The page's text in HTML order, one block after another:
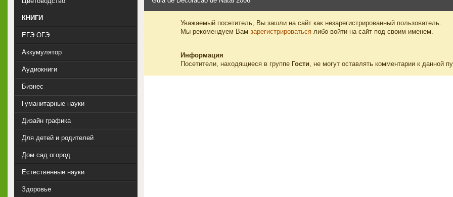
Уважаемый посетитель, Вы зашли на сайт как незарегистрированный пользователь.
Мы рекомендуем Вам зарегистрироваться либо войти на сайт под своим именем.
Информация
Посетители, находящиеся в группе Гости , не могут оставлять комментарии к данной
КНИГИ
ЕГЭ ОГЭ
Аккумулятор
Аудиокниги
Бизнес
Гуманитарные науки
Дизайн графика
Для детей и родителей
Дом сад огород
Естественные науки
Здоровье